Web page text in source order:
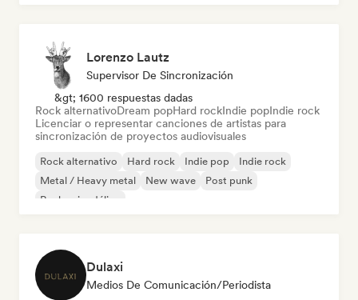
Lorenzo Lautz
Supervisor De Sincronización
&gt; 1600 respuestas dadas
Rock alternativoDream popHard rockIndie popIndie rock
Licenciar o representar canciones de artistas para
sincronización de proyectos audiovisuales
Rock alternativo Hard rock Indie pop
Indie rock
Metal / Heavy metal
New wave
Post punk
Rock psicodélico
Dulaxi
Medios De Comunicación/Periodista